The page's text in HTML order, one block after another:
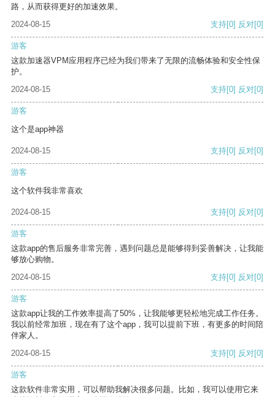
路，从而获得更好的加速效果。
2024-08-15
支持[0] 反对[0]
游客
这款加速器VPM应用程序已经为我们带来了无限的流畅体验和安全性保
护。
2024-08-15
支持[0] 反对[0]
游客
这个是app神器
2024-08-15 支持[0] 反对[0]
游客
这个软件我非常喜欢
2024-08-15 支持[0] 反对[0]
游客
这款app的售后服务非常完善，遇到问题总是能够得到妥善解决，让我能
够放心购物。
2024-08-15
支持[0] 反对[0]
游客
这款app让我的工作效率提高了50%，让我能够更轻松地完成工作任务。
我以前经常加班，现在有了这个app，我可以提前下班，有更多的时间陪
伴家人。
2024-08-15
支持[0] 反对[0]
游客
这款软件非常实用，可以帮助我解决很多问题。比如，我可以使用它来